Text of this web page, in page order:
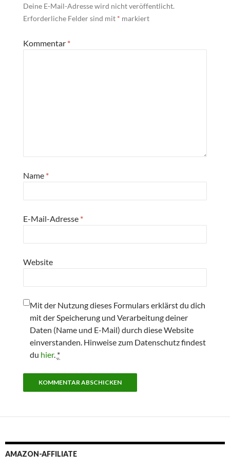
Deine E-Mail-Adresse wird nicht veröffentlicht.
Erforderliche Felder sind mit * markiert
Kommentar *
Name *
E-Mail-Adresse *
Website
Mit der Nutzung dieses Formulars erklärst du dich
mit der Speicherung und Verarbeitung deiner
Daten (Name und E-Mail) durch diese Website
einverstanden. Hinweise zum Datenschutz findest
du hier. *
AMAZON-AFFILIATE